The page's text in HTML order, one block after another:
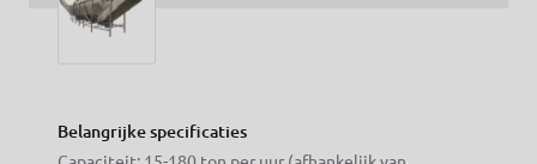
Belangrijke specificaties